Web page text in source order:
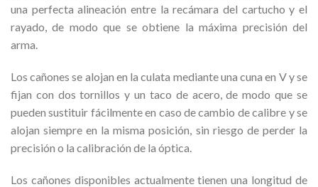
una perfecta alineación entre la recámara del cartucho y el
rayado, de modo que se obtiene la máxima precisión del
arma.
Los cañones se alojan en la culata mediante una cuna en V y se
fijan con dos tornillos y un taco de acero, de modo que se
pueden sustituir fácilmente en caso de cambio de calibre y se
alojan siempre en la misma posición, sin riesgo de perder la
precisión o la calibración de la óptica.
Los cañones disponibles actualmente tienen una longitud de